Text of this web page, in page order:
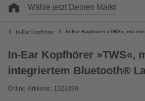
Wähle jetzt Deinen Markt
In-Ear Kopfhörer In-Ear Kopfhörer »TWS«, mit
In-Ear Kopfhörer »TWS«,
integriertem Bluetooth®
Online-Artikelnr.: 1323399